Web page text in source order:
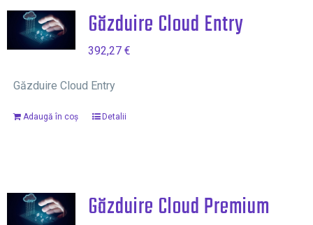
Găzduire Cloud Entry
392,27 €
Găzduire Cloud Entry
Adaugă în coș Detalii
Găzduire Cloud Premium